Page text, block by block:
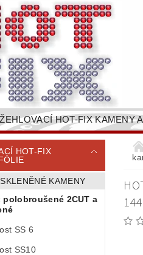
HOT-FIX KAMENY
KAMÍNKOVÉ ŘETĚZY /
VYŠÍVÁNÍ -
KAMENŮ
(NÁKLADŮ EXPEDICE)
HOT-FIX
KAMENY
2CUT a
SS 6
SS10